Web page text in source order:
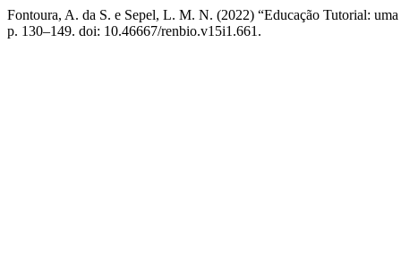
Fontoura, A. da S. e Sepel, L. M. N. (2022) “Educação Tutorial:
p. 130–149. doi: 10.46667/renbio.v15i1.661.